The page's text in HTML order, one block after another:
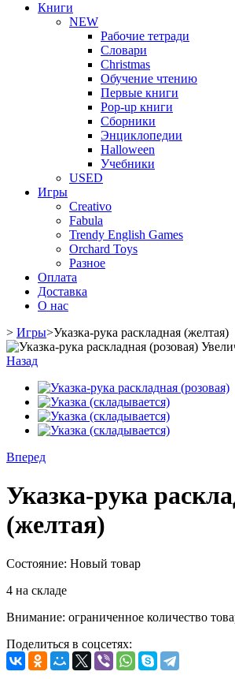
Книги
NEW
Рабочие тетради
Словари
Christmas
Обучение чтению
Первые книги
Pop-up книги
Сборники
Энциклопедии
Halloween
Учебники
USED
Игры
Creativo
Fabula
Trendy English Games
Orchard Toys
Разное
Оплата
Доставка
О нас
> Игры>Указка-рука раскладная (желтая)
Назад
Вперед
Указка-рука
(желтая)
Состояние: Новый товар
4 на складе
Внимание: ограниченное количество
Поделиться в соцсетях: